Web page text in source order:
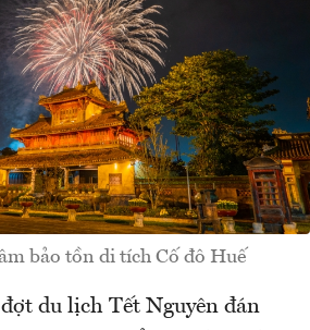
bảo tồn di tích Cố đô Huế
du lịch Tết Nguyên đán